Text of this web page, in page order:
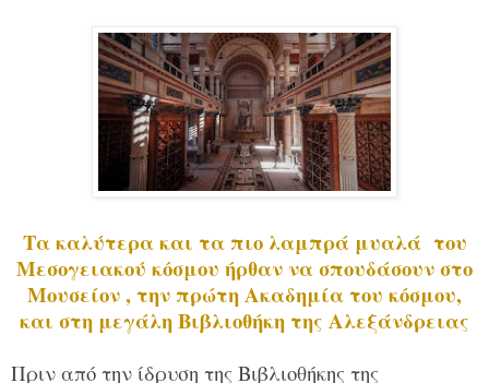
Τα καλύτερα και τα πιο λαμπρά μυαλά του
Μεσογειακού κόσμου ήρθαν να σπουδάσουν στο
Μουσείον , την πρώτη Ακαδημία του κόσμου,
και στη μεγάλη Βιβλιοθήκη της Αλεξάνδρειας
Πριν από την ίδρυση της Βιβλιοθήκης της